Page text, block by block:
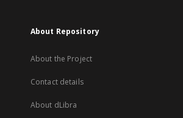
About Repository
About the Project
Contact details
About dLibra